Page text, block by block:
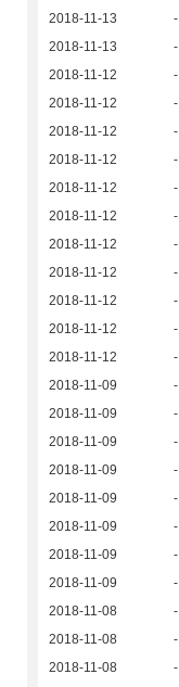
2018-11-13
-
2018-11-13
-
2018-11-12
-
2018-11-12
-
2018-11-12
-
2018-11-12
-
2018-11-12
-
2018-11-12
-
2018-11-12
-
2018-11-12
-
2018-11-12
-
2018-11-12
-
2018-11-12
-
2018-11-09
-
2018-11-09
-
2018-11-09
-
2018-11-09
-
2018-11-09
-
2018-11-09
-
2018-11-09
-
2018-11-09
-
2018-11-08
-
2018-11-08
-
2018-11-08
-